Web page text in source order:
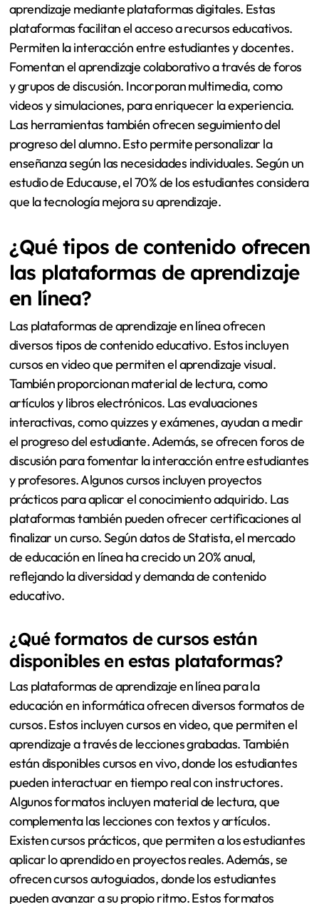
aprendizaje mediante plataformas digitales. Estas
plataformas facilitan el acceso a recursos educativos.
Permiten la interacción entre estudiantes y docentes.
Fomentan el aprendizaje colaborativo a través de foros
y grupos de discusión. Incorporan multimedia, como
videos y simulaciones, para enriquecer la experiencia.
Las herramientas también ofrecen seguimiento del
progreso del alumno. Esto permite personalizar la
enseñanza según las necesidades individuales. Según un
estudio de Educause, el 70% de los estudiantes considera
que la tecnología mejora su aprendizaje.
¿Qué tipos de contenido ofrecen
las plataformas de aprendizaje
en línea?
Las plataformas de aprendizaje en línea ofrecen
diversos tipos de contenido educativo. Estos incluyen
cursos en video que permiten el aprendizaje visual.
También proporcionan material de lectura, como
artículos y libros electrónicos. Las evaluaciones
interactivas, como quizzes y exámenes, ayudan a medir
el progreso del estudiante. Además, se ofrecen foros de
discusión para fomentar la interacción entre estudiantes
y profesores. Algunos cursos incluyen proyectos
prácticos para aplicar el conocimiento adquirido. Las
plataformas también pueden ofrecer certificaciones al
finalizar un curso. Según datos de Statista, el mercado
de educación en línea ha crecido un 20% anual,
reflejando la diversidad y demanda de contenido
educativo.
¿Qué formatos de cursos están
disponibles en estas plataformas?
Las plataformas de aprendizaje en línea para la
educación en informática ofrecen diversos formatos de
cursos. Estos incluyen cursos en video, que permiten el
aprendizaje a través de lecciones grabadas. También
están disponibles cursos en vivo, donde los estudiantes
pueden interactuar en tiempo real con instructores.
Algunos formatos incluyen material de lectura, que
complementa las lecciones con textos y artículos.
Existen cursos prácticos, que permiten a los estudiantes
aplicar lo aprendido en proyectos reales. Además, se
ofrecen cursos autoguiados, donde los estudiantes
pueden avanzar a su propio ritmo. Estos formatos